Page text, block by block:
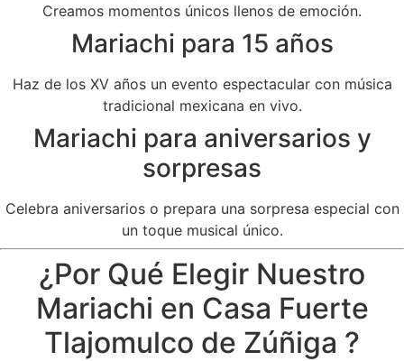
Creamos momentos únicos llenos de emoción.
Mariachi para 15 años
Haz de los XV años un evento espectacular con música
tradicional mexicana en vivo.
Mariachi para aniversarios y
sorpresas
Celebra aniversarios o prepara una sorpresa especial con
un toque musical único.
¿Por Qué Elegir Nuestro
Mariachi en Casa Fuerte
Tlajomulco de Zúñiga ?